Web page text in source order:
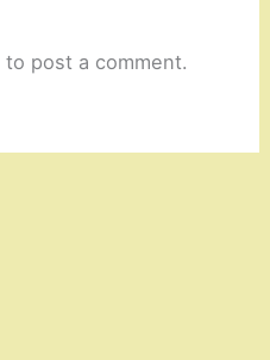
to post a comment.